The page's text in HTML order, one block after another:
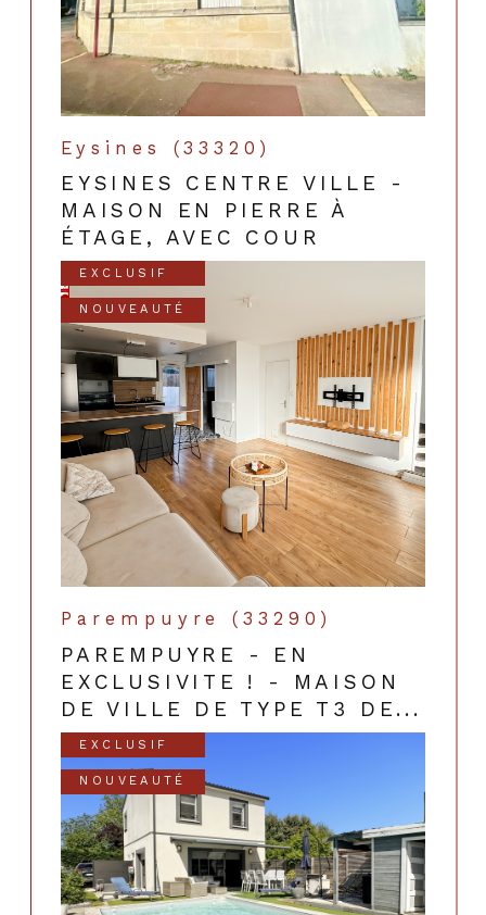
Eysines (33320)
EYSINES CENTRE VILLE -
MAISON EN PIERRE À
ÉTAGE, AVEC COUR
EXCLUSIF
NOUVEAUTÉ
Parempuyre (33290)
PAREMPUYRE - EN
EXCLUSIVITE ! - MAISON
DE VILLE DE TYPE T3 DE...
EXCLUSIF
NOUVEAUTÉ